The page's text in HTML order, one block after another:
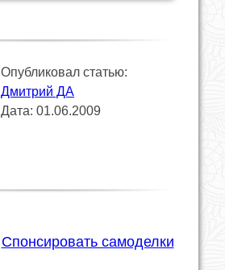
Опубликовал статью:
Дмитрий ДА
Дата: 01.06.2009
Спонсировать самоделки